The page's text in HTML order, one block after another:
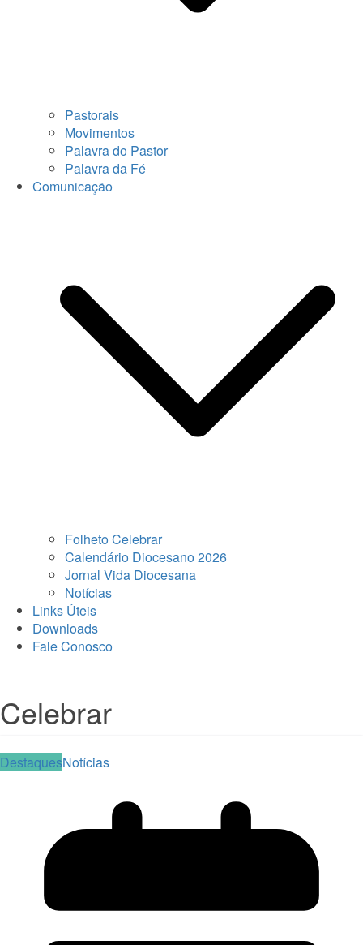
Pastorais
Movimentos
Palavra do Pastor
Palavra da Fé
Comunicação
Folheto Celebrar
Calendário Diocesano 2026
Jornal Vida Diocesana
Notícias
Links Úteis
Downloads
Fale Conosco
Celebrar
DestaquesNotícias